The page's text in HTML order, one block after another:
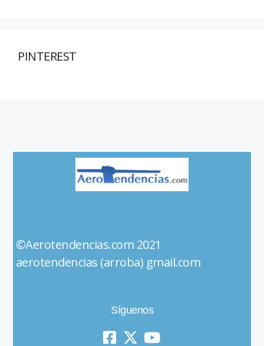
PINTEREST
©Aerotendencias.com 2021
aerotendencias (arroba) gmail.com
Síguenos